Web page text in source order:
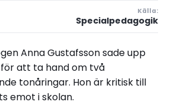
Källa:
Specialpedagogik
Anna Gustafsson sade upp
att ta hand om två
tonåringar. Hon är kritisk till
emot i skolan.